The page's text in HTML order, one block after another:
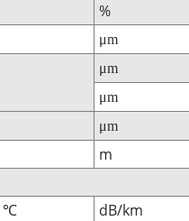
%
μm
μm
μm
μm
m
℃ dB/km